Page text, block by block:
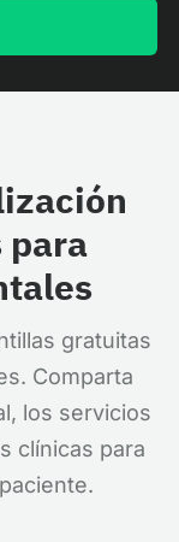
gratuitas
Comparta
los servicios
clínicas para